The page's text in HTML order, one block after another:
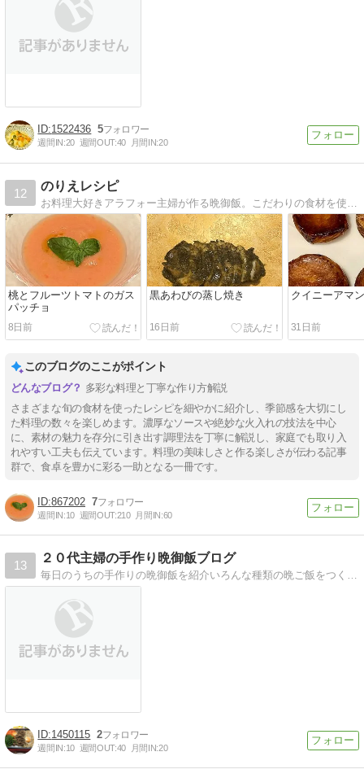
1522436 5
週間IN:20 週間OUT:40 月間IN:20
12
のりえレシピ
桃とフルーツトマトのガス
パッチョ
8日前
黒あわびの蒸し焼き
16日前
クイニーアマ
31日前
このブログのここがポイント
多彩な料理と丁寧な作り方解説
さまざまな旬の食材を使ったレシピを細やかに紹介し、季節感を大切にし
た料理の数々を楽しめます。濃厚なソースや絶妙な火入れの技法を中心
に、素材の魅力を存分に引き出す調理法を丁寧に解説し、家庭でも取り入
れやすい工夫も伝えています。料理の美味しさと作る楽しさが伝わる記事
群で、食卓を豊かに彩る一助となる一冊です。
867202 7
週間IN:10 週間OUT:210 月間IN:60
13
２０代主婦の手作り晩御飯ブログ
毎日のうちの手作りの晩御飯を紹介いろんな種類の晩ご飯をつくっています！
1450115 2
週間IN:10 週間OUT:40 月間IN:20